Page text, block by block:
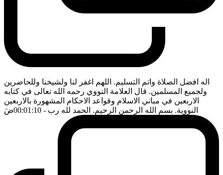
اله افضل الصلاة واتم التسليم. اللهم اغفر لنا ولشيخنا وللحاضرين
ولجميع المسلمين. قال العلامة النووي رحمه الله تعالى في كتابه
الاربعين في مباني الاسلام وقواعد الاحكام المشهورة بالاربعين
النووية. بسم الله الرحمن الرحيم. الحمد لله رب - 00:01:10 ضَ